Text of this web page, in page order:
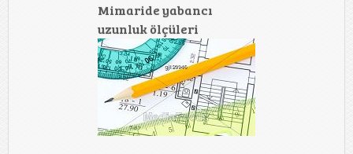
Mimaride yabancı
uzunluk ölçüleri